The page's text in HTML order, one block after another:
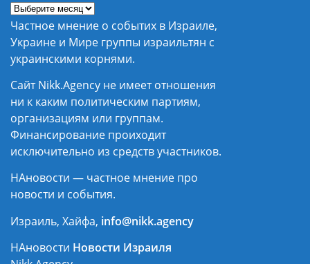
Частное мнение о событих в Израиле,
Украине и Мире группы израильтян с
украинскими корнями.
Сайт Nikk.Agency не имеет отношения
ни к каким политическим партиям,
организациям или группам.
Финансирование проиходит
исключительно из средств участников.
НАновости — частное мнение про
новости и события.
Израиль, Хайфа, info@nikk.agency
НАновости Новости Израиля